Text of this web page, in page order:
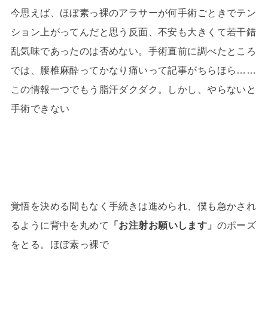
今思えば、ほぼ素っ裸のアラサーが何手術ごときでテン
ション上がってんだと思う反面、不安も大きくて若干錯
乱気味であったのは否めない。手術直前に調べたところ
では、腰椎麻酔ってかなり痛いって記事がちらほら……
この情報一つでもう脂汗ダクダク。しかし、やらないと
手術できない
覚悟を決める間もなく手続きは進められ、僕も急かされ
るように背中を丸めて
「お注射お願いします」 のポーズ
をとる。ほぼ素っ裸で